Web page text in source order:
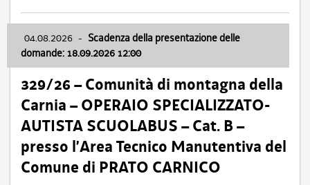
04.08.2026 - Scadenza della presentazione delle
domande: 18.09.2026 12:00
329/26 – Comunità di montagna della
Carnia – OPERAIO SPECIALIZZATO-
AUTISTA SCUOLABUS – Cat. B –
presso l’Area Tecnico Manutentiva del
Comune di PRATO CARNICO